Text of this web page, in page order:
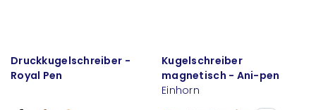
Druckkugelschreiber -
Royal Pen
Kugelschreiber
magnetisch - Ani-pen
Einhorn